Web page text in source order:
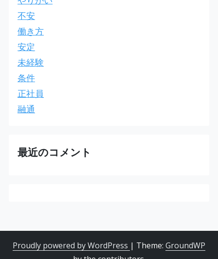
不安
働き方
安定
未経験
条件
正社員
融通
最近のコメント
Proudly powered by WordPress | Theme: GroundWP